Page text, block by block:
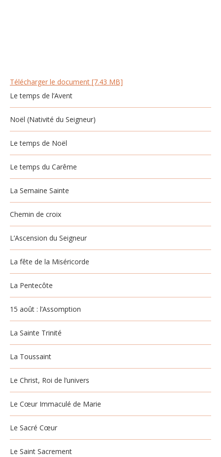
Télécharger le document [7.43 MB]
Le temps de l’Avent
Noël (Nativité du Seigneur)
Le temps de Noël
Le temps du Carême
La Semaine Sainte
Chemin de croix
L’Ascension du Seigneur
La fête de la Miséricorde
La Pentecôte
15 août : l’Assomption
La Sainte Trinité
La Toussaint
Le Christ, Roi de l’univers
Le Cœur Immaculé de Marie
Le Sacré Cœur
Le Saint Sacrement